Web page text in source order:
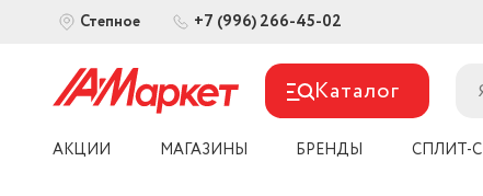
Степное +7 (996) 266-45-02
Каталог
АКЦИИ МАГАЗИНЫ БРЕНДЫ СПЛИТ-